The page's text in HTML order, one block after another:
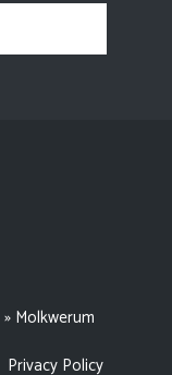
» Molkwerum
Privacy Policy